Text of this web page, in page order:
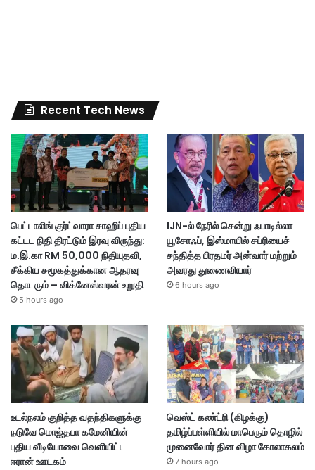
Recent Tech News
பெட்டாலிங் குர்ட்வாரா சாஹிப் புதிய
கட்டட நிதி திரட்டும் இரவு விருந்து:
ம.இ.கா RM 50,000 நிதியுதவி,
சீக்கிய சமூகத்துக்கான ஆதரவு
தொடரும் – விக்னேஸ்வரன் உறுதி
5 hours ago
IJN-ல் நேரில் சென்று ஃபாடில்லா
யூசோஃப், இஸ்மாயில் சப்ரியைச்
சந்தித்த பிரதமர் அன்வார் மற்றும்
அவரது துணைவியார்
6 hours ago
உடல்நலம் குறித்த வதந்திகளுக்கு
நடுவே மொஜ்தபா கமேனியின்
புதிய வீடியோவை வெளியிட்ட
ஈரான் ஊடகம்
வெஸ்ட் கண்ட்ரி (கிழக்கு)
தமிழ்ப்பள்ளியில் மாபெரும் தொழில்
முனைவோர் தின விழா கோலாகலம்
7 hours ago